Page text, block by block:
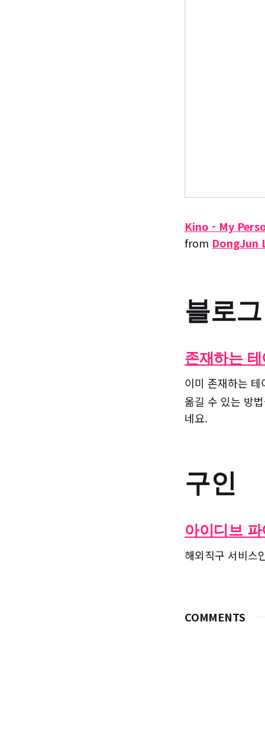
Kino - My
from DongJun
블로그
존재하는
이미 존재하는
옮길 수 있는 방
네요.
구인
아이디브
해외직구 서비스
COMMENTS